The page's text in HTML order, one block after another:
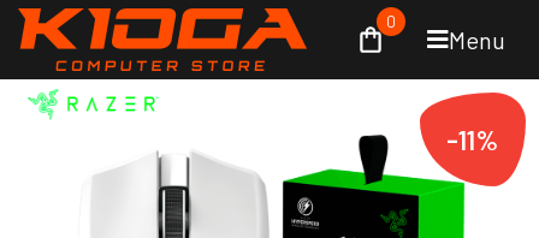
Menu
0
-11%